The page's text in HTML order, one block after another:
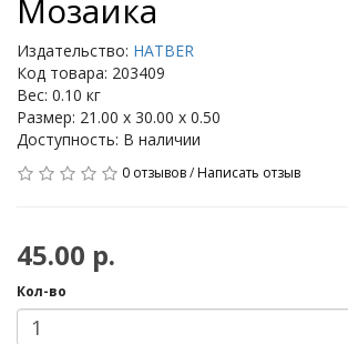
Мозаика
Издательство: HATBER
Код товара: 203409
Вес: 0.10 кг
Размер: 21.00 x 30.00 x 0.50
Доступность: В наличии
0 отзывов/Написать отзыв
45.00 р.
Кол-во